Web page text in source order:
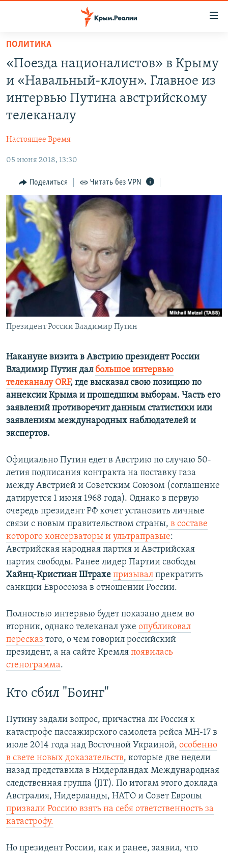
Вернуться
основному
содержанию
главной
Вернутся
СПЕЦПРОЕКТЫ
ИНТЕРАКТИВ
ИНФОГРАФИКА
ТЕЛЕПРОЕКТ КРЫМ.РЕАЛИИ
СОВЕТЫ ПРАВОЗАЩИТНИКОВ
ПРОПАВШИЕ БЕЗ ВЕСТИ
ПОБЕДИТЕЛЕЙ НЕ СУДЯТ?
КРЫМ.НЕПОКОРЕННЫЙ
ELIFBE
УКРАИНСКАЯ ПРОБЛЕМА КРЫМА
РАДІО СВОБОДА
КАК ОБОЙТИ БЛОКИРОВКУ
Qırımtatar
ПРИСОЕДИНЯЙТЕСЬ!
Все сайты RFE/RL
ПОЛИТИКА
«Поезда националистов» в Крыму
и «Навальный-клоун». Главное из
интервью Путина австрийскому
телеканалу
Настоящее Время
05 июня 2018, 13:30
Поделиться Читать без VPN
Президент России Владимир Путин
Накануне визита в Австрию президент России
Владимир Путин дал большое интервью
телеканалу ORF, где высказал свою позицию по
аннексии Крыма и прошедшим выборам. Часть его
заявлений противоречит данным статистики или
заявлениям международных наблюдателей и
экспертов.
Официально Путин едет в Австрию по случаю 50-
летия подписания контракта на поставку газа
между Австрией и Советским Союзом (соглашение
датируется 1 июня 1968 года). Однако в первую
очередь президент РФ хочет установить личные
связи с новым правительством страны, в составе
которого консерваторы и ультраправые:
Австрийская народная партия и Австрийская
партия свободы. Ранее лидер Партии свободы
Хайнц-Кристиан Штрахе призывал прекратить
санкции Евросоюза в отношении России.
Полностью интервью будет показано днем во
вторник, однако телеканал уже опубликовал
пересказ того, о чем говорил российский
президент, а на сайте Кремля появилась
стенограмма.
Кто сбил "Боинг"
Путину задали вопрос, причастна ли Россия к
катастрофе пассажирского самолета рейса MH-17 в
июле 2014 года над Восточной Украиной, особенно
в свете новых доказательств, которые две недели
назад представила в Нидерландах Международная
следственная группа (JIT). По итогам этого доклада
Австралия, Нидерланды, НАТО и Совет Европы
призвали Россию взять на себя ответственность за
катастрофу.
Но президент России, как и ранее, заявил, что